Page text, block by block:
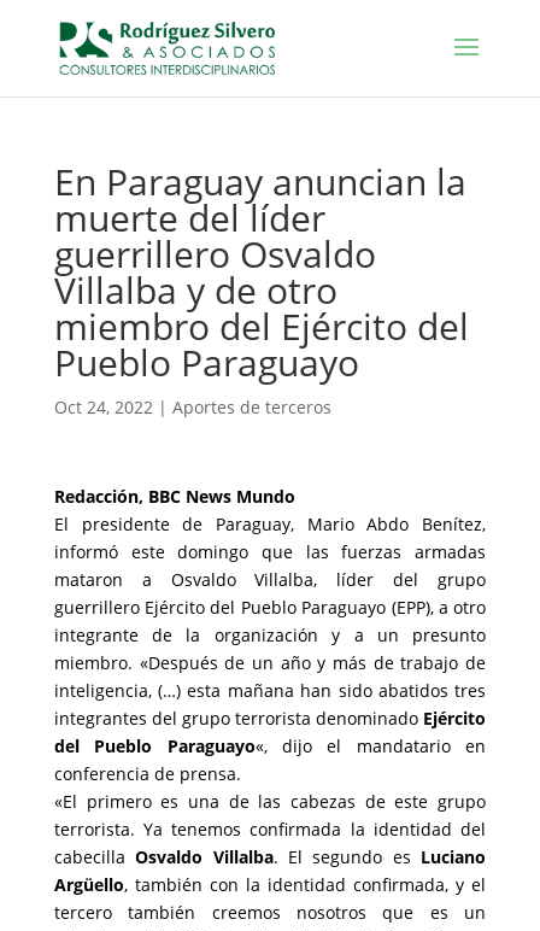
En Paraguay anuncian la
muerte del líder
guerrillero Osvaldo
Villalba y de otro
miembro del Ejército del
Pueblo Paraguayo
Oct 24, 2022| Aportes de terceros
Redacción, BBC News Mundo
El presidente de Paraguay, Mario Abdo Benítez,
informó este domingo que las fuerzas armadas
mataron a Osvaldo Villalba, líder del grupo
guerrillero Ejército del Pueblo Paraguayo (EPP), a otro
integrante de la organización y a un presunto
miembro. «Después de un año y más de trabajo de
inteligencia, (…) esta mañana han sido abatidos tres
integrantes del grupo terrorista denominado Ejército
del Pueblo Paraguayo«, dijo el mandatario en
conferencia de prensa.
«El primero es una de las cabezas de este grupo
terrorista. Ya tenemos confirmada la identidad del
cabecillaOsvaldo Villalba. El segundo es Luciano
Argüello, también con la identidad confirmada, y el
tercero también creemos nosotros que es un